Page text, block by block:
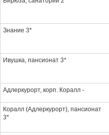
Знание 3*
Ивушка, пансионат 3*
Адлеркурорт, корп. Коралл -
Коралл (Адлеркурорт), пансионат
3*